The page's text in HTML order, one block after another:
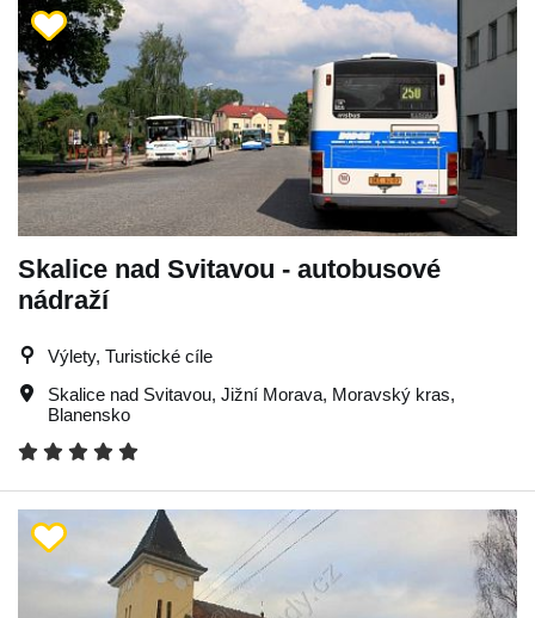
Skalice nad Svitavou - autobusové
nádraží
Výlety, Turistické cíle
Skalice nad Svitavou, Jižní Morava, Moravský kras,
Blanensko